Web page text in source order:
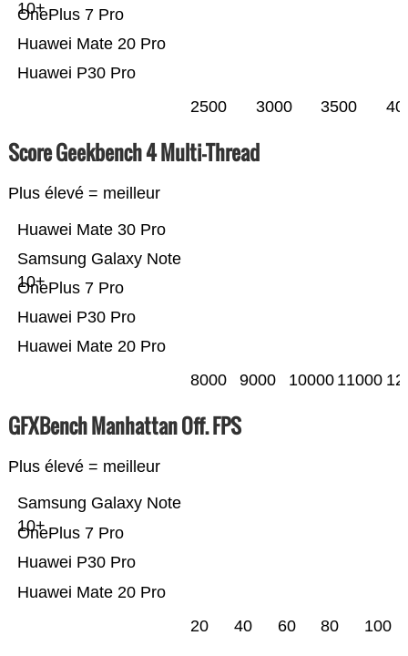
Huawei P30 Pro
Huawei Mate 20 Pro
OnePlus 7 Pro
10+
2500 3000 3500
Score Geekbench 4 Multi-Thread
Plus élevé = meilleur
Huawei Mate 20 Pro
Huawei P30 Pro
OnePlus 7 Pro
Samsung Galaxy Note
10+
Huawei Mate 30 Pro
8000 9000 10000 11000
GFXBench Manhattan Off. FPS
Plus élevé = meilleur
Huawei Mate 20 Pro
Huawei P30 Pro
OnePlus 7 Pro
Samsung Galaxy Note
10+
20 40 60 80 100